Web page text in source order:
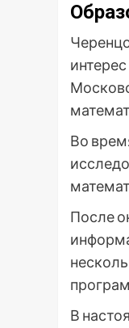
Во
После
В